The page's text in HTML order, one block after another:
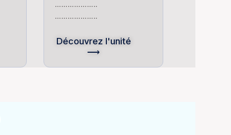
………………..
………………..
Découvrez l'unité
⟶